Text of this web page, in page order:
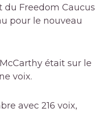
du Freedom Caucus
pour le nouveau
était sur le
voix.
avec 216 voix,